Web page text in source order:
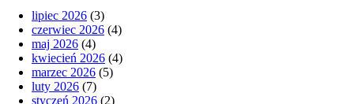
lipiec 2026 (3)
czerwiec 2026 (4)
maj 2026 (4)
kwiecień 2026 (4)
marzec 2026 (5)
luty 2026 (7)
styczeń 2026 (2)